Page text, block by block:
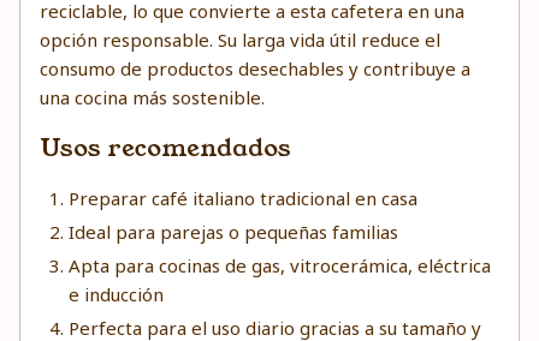
reciclable, lo que convierte a esta cafetera en una
opción responsable. Su larga vida útil reduce el
consumo de productos desechables y contribuye a
una cocina más sostenible.
Usos recomendados
Preparar café italiano tradicional en casa
Ideal para parejas o pequeñas familias
Apta para cocinas de gas, vitrocerámica, eléctrica
e inducción
Perfecta para el uso diario gracias a su tamaño y